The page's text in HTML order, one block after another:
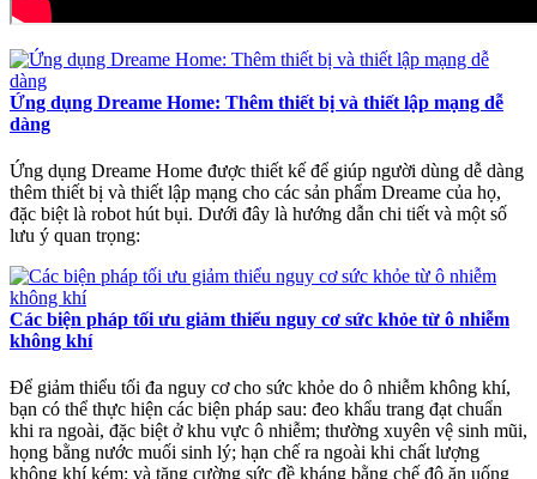
Ứng dụng Dreame Home: Thêm thiết bị và thiết lập mạng dễ
dàng
Ứng dụng Dreame Home được thiết kế để giúp người dùng dễ dàng
thêm thiết bị và thiết lập mạng cho các sản phẩm Dreame của họ,
đặc biệt là robot hút bụi. Dưới đây là hướng dẫn chi tiết và một số
lưu ý quan trọng:
Các biện pháp tối ưu giảm thiểu nguy cơ sức khỏe từ ô nhiễm
không khí
Để giảm thiểu tối đa nguy cơ cho sức khỏe do ô nhiễm không khí,
bạn có thể thực hiện các biện pháp sau: đeo khẩu trang đạt chuẩn
khi ra ngoài, đặc biệt ở khu vực ô nhiễm; thường xuyên vệ sinh mũi,
họng bằng nước muối sinh lý; hạn chế ra ngoài khi chất lượng
không khí kém; và tăng cường sức đề kháng bằng chế độ ăn uống